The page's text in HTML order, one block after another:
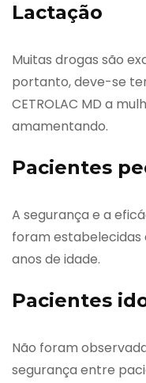
Lactação
Muitas drogas são
portanto, deve-se
CETROLAC MD a
amamentando.
Pacientes
A segurança e a
foram estabelecidas
anos de idade.
Pacientes
Não foram
segurança entre